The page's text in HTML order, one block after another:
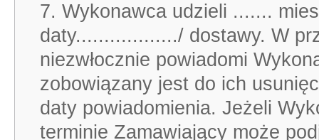
7. Wykonawca udzieli .......
daty................../ dostawy. W
niezwłocznie powiadomi
zobowiązany jest do ich
daty powiadomienia. Jeżeli
terminie Zamawiający może